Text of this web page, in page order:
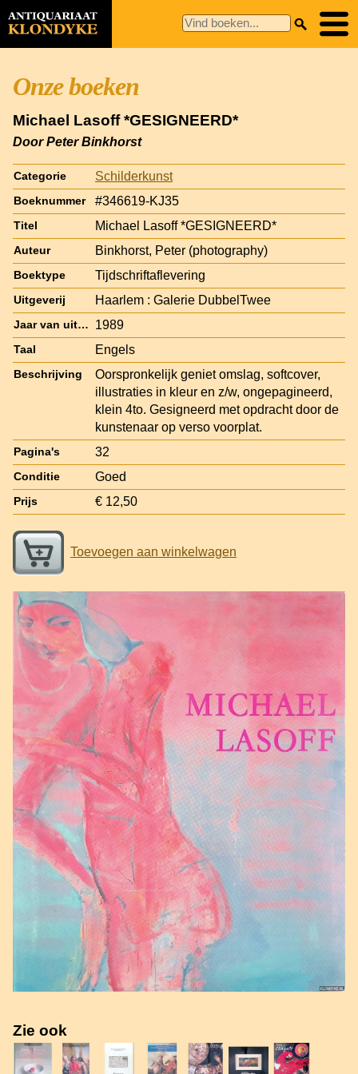
Onze boeken
Michael Lasoff *GESIGNEERD*
Door Peter Binkhorst
Categorie Schilderkunst
Boeknummer #346619-KJ35
Titel Michael Lasoff *GESIGNEERD*
Auteur Binkhorst, Peter (photography)
Boektype Tijdschriftaflevering
Uitgeverij Haarlem : Galerie DubbelTwee
Jaar van uitgave 1989
Taal Engels
Beschrijving
Oorspronkelijk geniet omslag, softcover,
illustraties in kleur en z/w, ongepagineerd,
klein 4to. Gesigneerd met opdracht door de
kunstenaar op verso voorplat.
Pagina's 32
Conditie Goed
Prijs € 12,50
Toevoegen aan winkelwagen
Zie ook